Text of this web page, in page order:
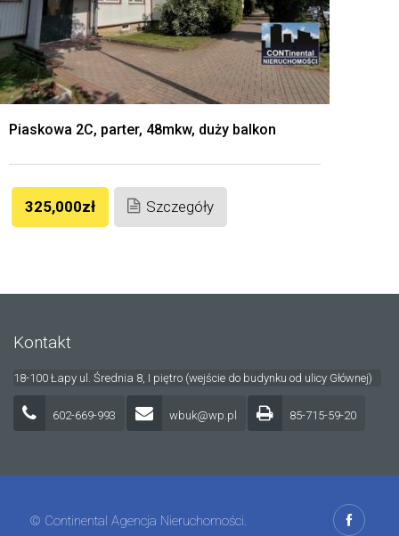
Piaskowa 2C, parter, 48mkw, duży balkon
325,000zł Szczegóły
Kontakt
18-100 Łapy ul. Średnia 8, I piętro (wejście do budynku od ulicy Głównej)
602-669-993 wbuk@wp.pl 85-715-59-20
© Continental Agencja Nieruchomości.